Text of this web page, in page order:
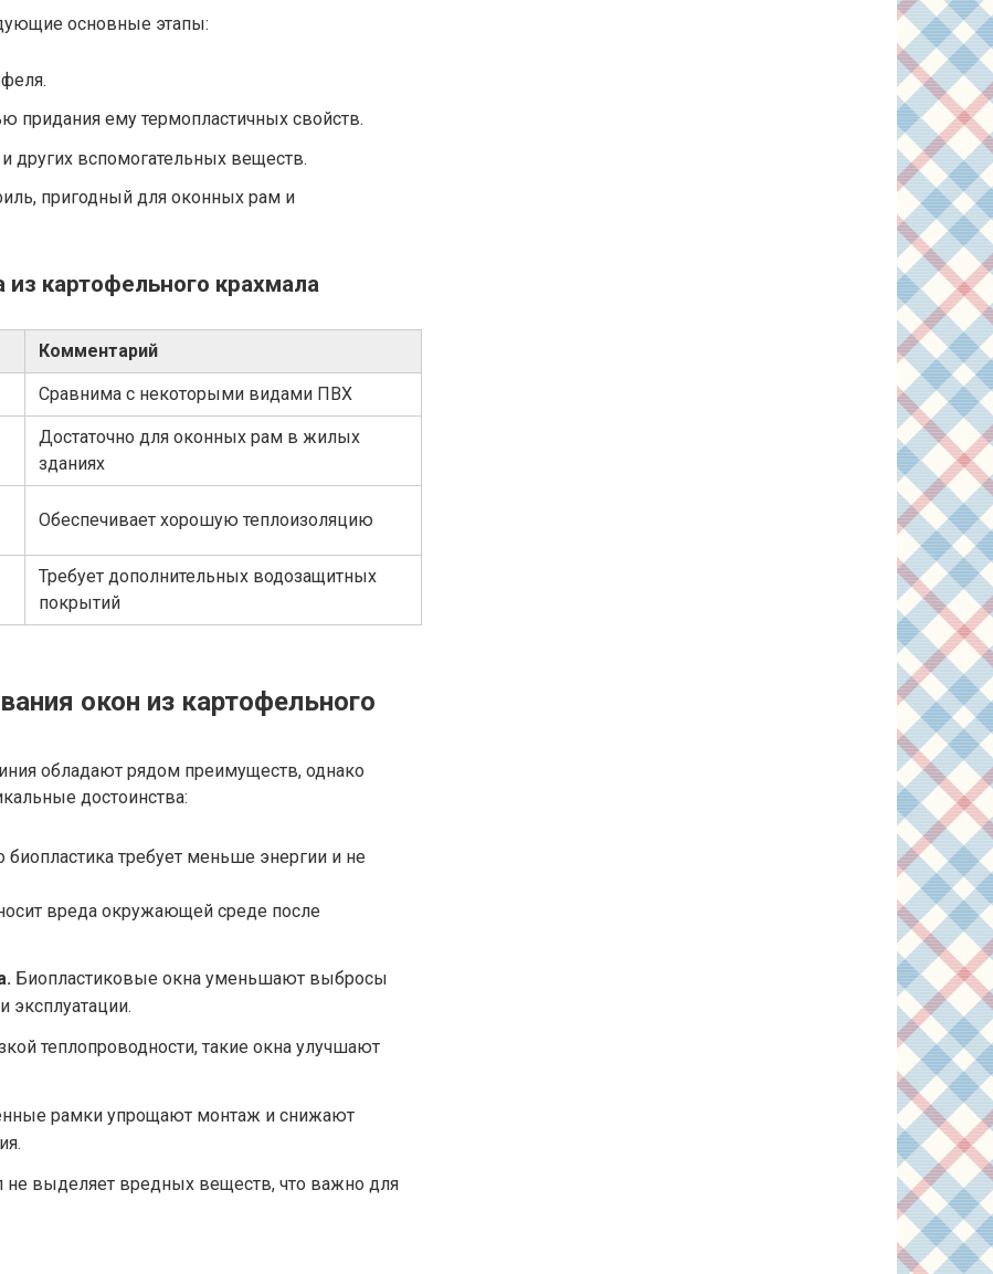
основные этапы:
придания ему термопластичных свойств.
других вспомогательных веществ.
пригодный для оконных рам и
из картофельного крахмала
Комментарий
Сравнима с некоторыми видами ПВХ
Достаточно для оконных рам в жилых
зданиях
Обеспечивает хорошую теплоизоляцию
Требует дополнительных водозащитных
покрытий
окон из картофельного
обладают рядом преимуществ, однако
достоинства:
биопластика требует меньше энергии и не
вреда окружающей среде после
Биопластиковые окна уменьшают выбросы
эксплуатации.
теплопроводности, такие окна улучшают
рамки упрощают монтаж и снижают
не выделяет вредных веществ, что важно для